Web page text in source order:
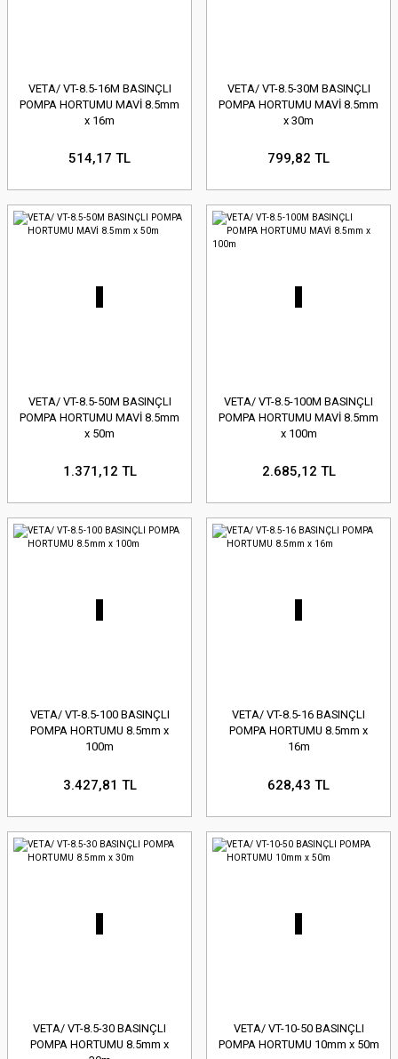
VETA/ VT-8.5-16M BASINÇLI
POMPA HORTUMU MAVİ 8.5mm
x 16m
514,17 TL
VETA/ VT-8.5-30M BASINÇLI
POMPA HORTUMU MAVİ 8.5mm
x 30m
799,82 TL
VETA/ VT-8.5-50M BASINÇLI
POMPA HORTUMU MAVİ 8.5mm
x 50m
1.371,12 TL
VETA/ VT-8.5-100M BASINÇLI
POMPA HORTUMU MAVİ 8.5mm
x 100m
2.685,12 TL
VETA/ VT-8.5-100 BASINÇLI
POMPA HORTUMU 8.5mm x
100m
3.427,81 TL
VETA/ VT-8.5-16 BASINÇLI
POMPA HORTUMU 8.5mm x
16m
628,43 TL
VETA/ VT-8.5-30 BASINÇLI
POMPA HORTUMU 8.5mm x
VETA/ VT-10-50 BASINÇLI
POMPA HORTUMU 10mm x 50m